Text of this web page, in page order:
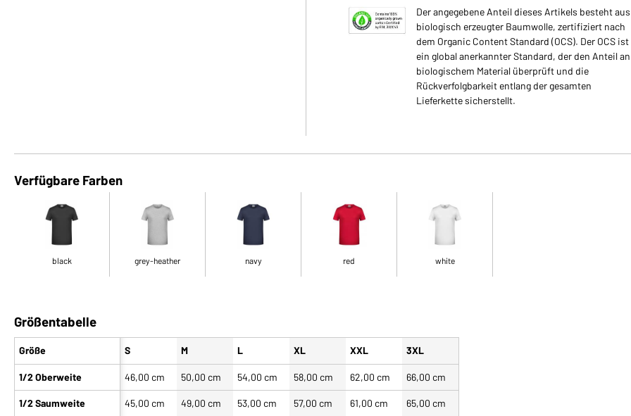
Der angegebene Anteil dieses Artikels besteht aus
biologisch erzeugter Baumwolle, zertifiziert nach
dem Organic Content Standard (OCS). Der OCS ist
ein global anerkannter Standard, der den Anteil an
biologischem Material überprüft und die
Rückverfolgbarkeit entlang der gesamten
Lieferkette sicherstellt.
Verfügbare Farben
black grey-heather navy red white
Größentabelle
Größe
1/2 Oberweite
1/2 Saumweite
S M L XL XXL 3XL
46,00 cm 50,00 cm 54,00 cm 58,00 cm 62,00 cm 66,00 cm
45,00 cm 49,00 cm 53,00 cm 57,00 cm 61,00 cm 65,00 cm